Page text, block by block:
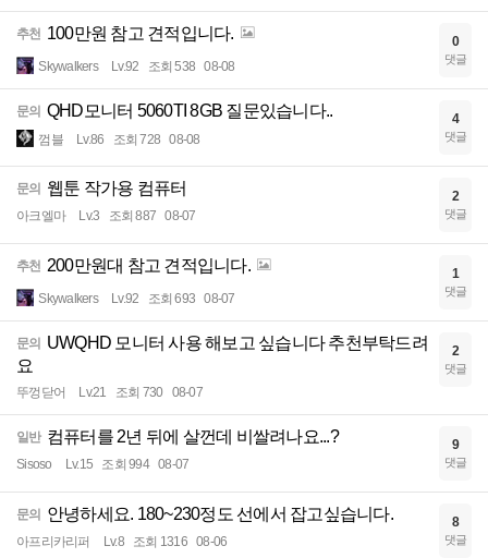
추천 100만원 참고 견적입니다.
Skywalkers Lv.92 조회 538 08-08
0
댓글
문의 QHD모니터 5060TI 8GB 질문있습니다..
껌블 Lv.86 조회 728 08-08
4
댓글
문의 웹툰 작가용 컴퓨터
아크엘마 Lv.3 조회 887 08-07
2
댓글
추천 200만원대 참고 견적입니다.
Skywalkers Lv.92 조회 693 08-07
1
댓글
문의
UWQHD 모니터 사용 해보고 싶습니다 추천부탁드려
요
뚜껑닫어 Lv.21 조회 730 08-07
2
댓글
일반 컴퓨터를 2년 뒤에 살껀데 비쌀려나요...?
Sisoso Lv.15 조회 994 08-07
9
댓글
문의 안녕하세요. 180~230정도 선에서 잡고싶습니다.
아프리카리퍼 Lv.8 조회 1316 08-06
8
댓글